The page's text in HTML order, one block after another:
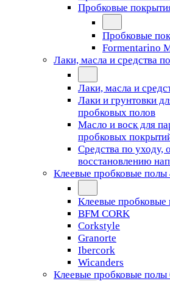
Пробковые
Пробковые
Formentarino
Лаки, масла и средства
Лаки, масла и
Лаки и грунтовки
пробковых полов
Масло и воск для
пробковых
Средства по уходу,
восстановлению
Клеевые пробковые
Клеевые
BFM CORK
Corkstyle
Granorte
Ibercork
Wicanders
Клеевые пробковые